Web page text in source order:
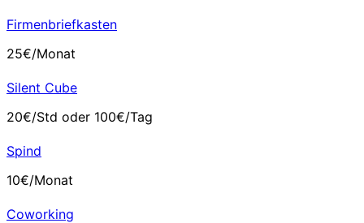
Firmenbriefkasten
25€/Monat
Silent Cube
20€/Std oder 100€/Tag
Spind
10€/Monat
Coworking